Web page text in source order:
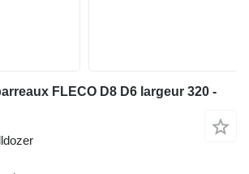
FLECO D8 D6 largeur 320 -